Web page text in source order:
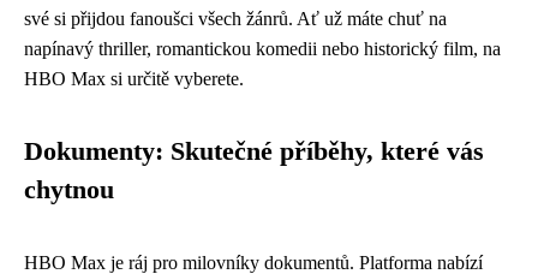
své si přijdou fanoušci všech žánrů. Ať už máte chuť na
napínavý thriller, romantickou komedii nebo historický film, na
HBO Max si určitě vyberete.
Dokumenty: Skutečné příběhy, které vás
chytnou
HBO Max je ráj pro milovníky dokumentů. Platforma nabízí